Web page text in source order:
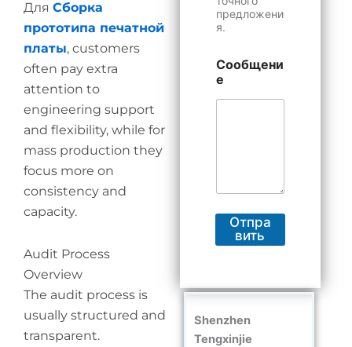
Для Сборка
прототипа печатной
платы, customers
often pay extra
attention to
engineering support
and flexibility, while for
mass production they
focus more on
consistency and
capacity.
Audit Process
Overview
The audit process is
usually structured and
transparent.
предложени
я.
Сообщени
е
Отпра
вить
Shenzhen
Tengxinjie